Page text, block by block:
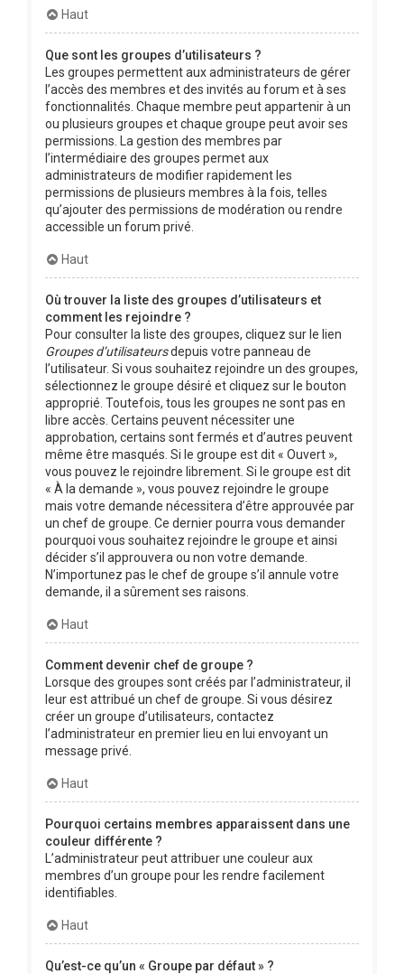
Haut
Que sont les groupes d’utilisateurs ?
Les groupes permettent aux administrateurs de gérer
l’accès des membres et des invités au forum et à ses
fonctionnalités. Chaque membre peut appartenir à un
ou plusieurs groupes et chaque groupe peut avoir ses
permissions. La gestion des membres par
l’intermédiaire des groupes permet aux
administrateurs de modifier rapidement les
permissions de plusieurs membres à la fois, telles
qu’ajouter des permissions de modération ou rendre
accessible un forum privé.
Haut
Où trouver la liste des groupes d’utilisateurs et
comment les rejoindre ?
Pour consulter la liste des groupes, cliquez sur le lien
Groupes d’utilisateursdepuis votre panneau de
l’utilisateur. Si vous souhaitez rejoindre un des groupes,
sélectionnez le groupe désiré et cliquez sur le bouton
approprié. Toutefois, tous les groupes ne sont pas en
libre accès. Certains peuvent nécessiter une
approbation, certains sont fermés et d’autres peuvent
même être masqués. Si le groupe est dit « Ouvert »,
vous pouvez le rejoindre librement. Si le groupe est dit
« À la demande », vous pouvez rejoindre le groupe
mais votre demande nécessitera d’être approuvée par
un chef de groupe. Ce dernier pourra vous demander
pourquoi vous souhaitez rejoindre le groupe et ainsi
décider s’il approuvera ou non votre demande.
N’importunez pas le chef de groupe s’il annule votre
demande, il a sûrement ses raisons.
Haut
Comment devenir chef de groupe ?
Lorsque des groupes sont créés par l’administrateur, il
leur est attribué un chef de groupe. Si vous désirez
créer un groupe d’utilisateurs, contactez
l’administrateur en premier lieu en lui envoyant un
message privé.
Haut
Pourquoi certains membres apparaissent dans une
couleur différente ?
L’administrateur peut attribuer une couleur aux
membres d’un groupe pour les rendre facilement
identifiables.
Haut
Qu’est-ce qu’un « Groupe par défaut » ?